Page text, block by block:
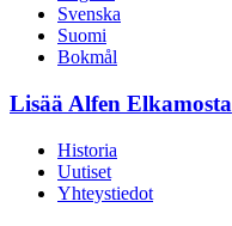
Svenska
Suomi
Bokmål
Lisää Alfen Elkamosta
Historia
Uutiset
Yhteystiedot